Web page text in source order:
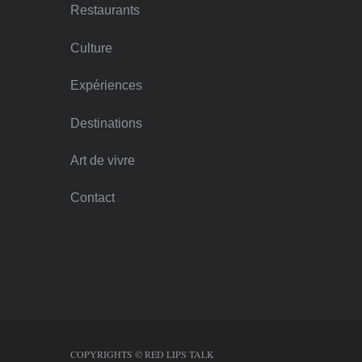
Restaurants
Culture
Expériences
Destinations
Art de vivre
Contact
COPYRIGHTS © RED LIPS TALK